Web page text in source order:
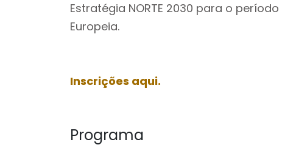
Estratégia NORTE 2030 para o
Europeia.
Inscrições aqui.
Programa